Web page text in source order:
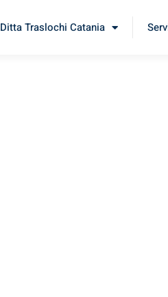
Ditta Traslochi Catania